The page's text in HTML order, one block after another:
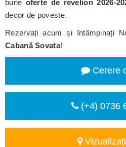
bune oferte de revelion 2026-
decor de poveste.
Rezervați acum și întâmpinați
Cabană Sovata!
Cerere
(+4) 0736